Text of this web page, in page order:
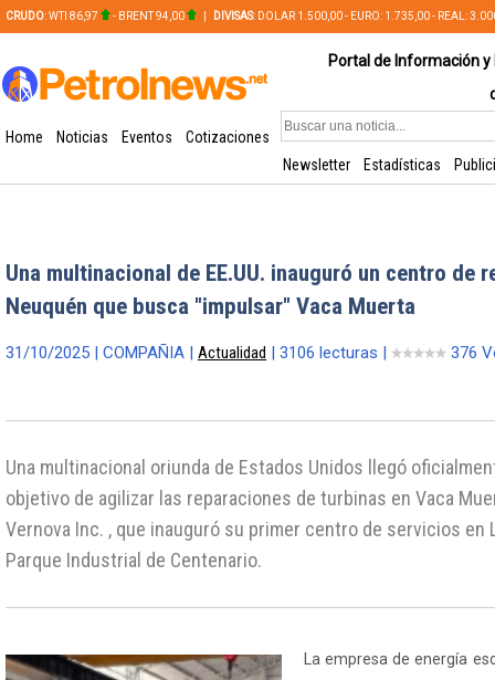
CRUDO: WTI 86,97 - BRENT 94,00 DIVISAS: DOLAR 1.500,00 - EURO: 1.735,00 - REAL:
Portal de Información
Home Noticias Eventos
Cotizaciones
Newsletter
Estadísticas
Una multinacional de EE.UU. inauguró un centro de
Neuquén que busca "impulsar" Vaca Muerta
31/10/2025 | COMPAÑIA | Actualidad | 3106 lecturas | 376
Una multinacional oriunda de Estados Unidos llegó
objetivo de agilizar las reparaciones de turbinas en Vaca
Vernova Inc. , que inauguró su primer centro de servicios en
Parque Industrial de Centenario.
La empresa de energía